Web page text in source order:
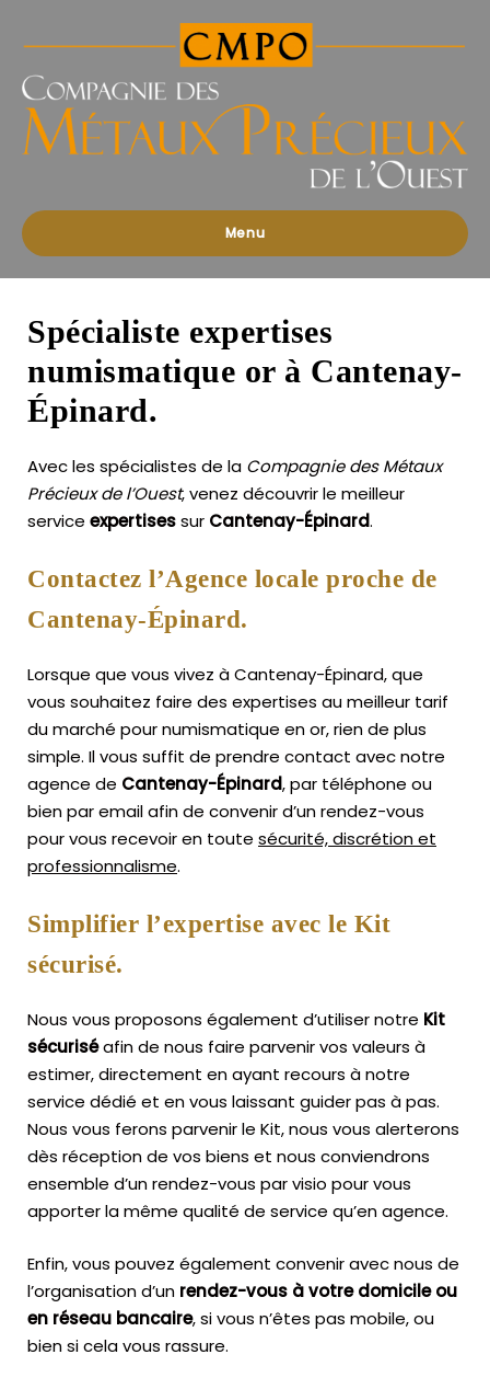
des
Précieux
l'Ouest
Menu
Spécialiste expertises
numismatique or à Cantenay-
Épinard.
Avec les spécialistes de la Compagnie des Métaux
Précieux de l’Ouest, venez découvrir le meilleur
service expertisessur Cantenay-Épinard.
Contactez l’Agence locale proche de
Cantenay-Épinard.
Lorsque que vous vivez à Cantenay-Épinard, que
vous souhaitez faire des expertises au meilleur tarif
du marché pour numismatique en or, rien de plus
simple. Il vous suffit de prendre contact avec notre
agence de Cantenay-Épinard, par téléphone ou
bien par email afin de convenir d’un rendez-vous
pour vous recevoir en toute sécurité, discrétion et
professionnalisme.
Simplifier l’expertise avec le Kit
sécurisé.
Nous vous proposons également d’utiliser notre Kit
sécuriséafin de nous faire parvenir vos valeurs à
estimer, directement en ayant recours à notre
service dédié et en vous laissant guider pas à pas.
Nous vous ferons parvenir le Kit, nous vous alerterons
dès réception de vos biens et nous conviendrons
ensemble d’un rendez-vous par visio pour vous
apporter la même qualité de service qu’en agence.
Enfin, vous pouvez également convenir avec nous de
l’organisation d’un rendez-vous à votre domicile ou
en réseau bancaire, si vous n’êtes pas mobile, ou
bien si cela vous rassure.